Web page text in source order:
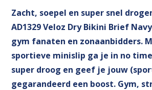
Zacht, soepel en super snel
AD1329 Veloz Dry Bikini Brief
gym fanaten en zonaanbidders.
sportieve minislip ga je in no
super droog en geef je jouw
gegarandeerd een boost. Gym,